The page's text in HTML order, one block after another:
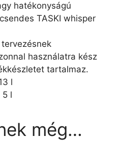
hatékonyságú
TASKI whisper
használatra kész
tartalmaz.
l
5 l
még…